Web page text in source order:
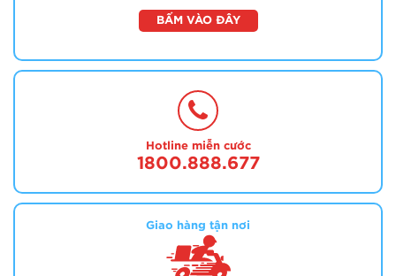
BẤM VÀO ĐÂY
Hotline miễn cước
1800.888.677
Giao hàng tận nơi